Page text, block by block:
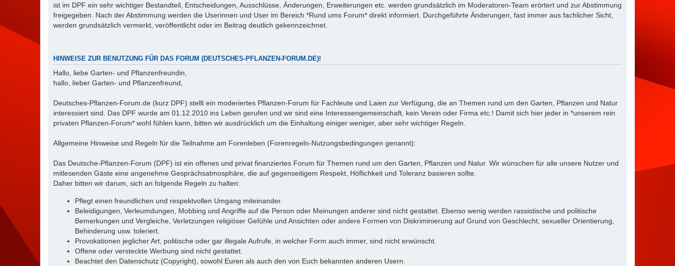
ist im DPF ein sehr wichtiger Bestandteil, Entscheidungen, Ausschlüsse, Änderungen, Erweiterungen etc. werden grundsätzlich im Moderatoren-Team erörtert und zur Abstimmung
freigegeben. Nach der Abstimmung werden die Userinnen und User im Bereich *Rund ums Forum* direkt informiert. Durchgeführte Änderungen, fast immer aus fachlicher Sicht,
werden grundsätzlich vermerkt, veröffentlicht oder im Beitrag deutlich gekennzeichnet.
HINWEISE ZUR BENUTZUNG FÜR DAS FORUM (DEUTSCHES-PFLANZEN-FORUM.DE)!
Hallo, liebe Garten- und Pflanzenfreundin,
hallo, lieber Garten- und Pflanzenfreund,
Deutsches-Pflanzen-Forum.de (kurz DPF) stellt ein moderiertes Pflanzen-Forum für Fachleute und Laien zur Verfügung, die an Themen rund um den Garten, Pflanzen und Natur
interessiert sind. Das DPF wurde am 01.12.2010 ins Leben gerufen und wir sind eine Interessengemeinschaft, kein Verein oder Firma etc.! Damit sich hier jeder in *unserem rein
privaten Pflanzen-Forum* wohl fühlen kann, bitten wir ausdrücklich um die Einhaltung einiger weniger, aber sehr wichtiger Regeln.
Allgemeine Hinweise und Regeln für die Teilnahme am Forenleben (Forenregeln-Nutzungsbedingungen genannt):
Das Deutsche-Pflanzen-Forum (DPF) ist ein offenes und privat finanziertes Forum für Themen rund um den Garten, Pflanzen und Natur. Wir wünschen für alle unsere Nutzer und
mitlesenden Gäste eine angenehme Gesprächsatmosphäre, die auf gegenseitigem Respekt, Höflichkeit und Toleranz basieren sollte.
Daher bitten wir darum, sich an folgende Regeln zu halten:
Pflegt einen freundlichen und respektvollen Umgang miteinander.
Beleidigungen, Verleumdungen, Mobbing und Angriffe auf die Person oder Meinungen anderer sind nicht gestattet. Ebenso wenig werden rassistische und politische
Bemerkungen und Vergleiche, Verletzungen religiöser Gefühle und Ansichten oder andere Formen von Diskriminierung auf Grund von Geschlecht, sexueller Orientierung,
Behinderung usw. toleriert.
Provokationen jeglicher Art, politische oder gar illegale Aufrufe, in welcher Form auch immer, sind nicht erwünscht.
Offene oder versteckte Werbung sind nicht gestattet.
Beachtet den Datenschutz (Copyright), sowohl Euren als auch den von Euch bekannten anderen Usern.